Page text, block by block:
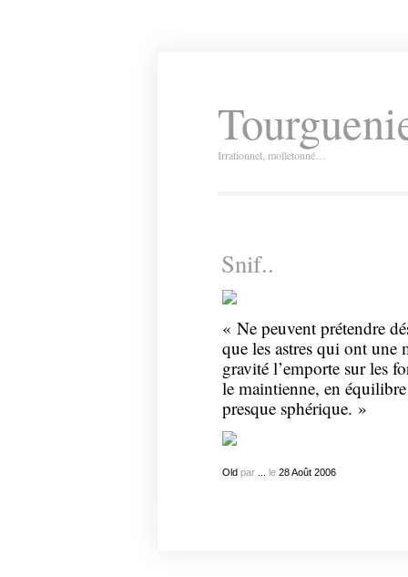
Irrationnel, molletonné…
Snif..
« Ne peuvent prétendre
que les astres qui ont une
gravité l’emporte sur les
le maintienne, en
presque sphérique. »
Oldpar le 28 Août 2006